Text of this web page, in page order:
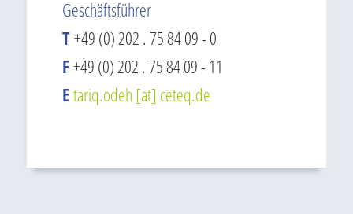
Geschäftsführer
T+49 (0) 202 . 75 84 09 - 0
F+49 (0) 202 . 75 84 09 - 11
Etariq.odeh [at] ceteq.de